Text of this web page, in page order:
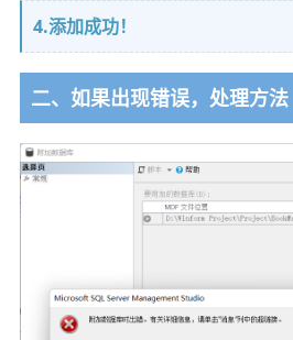
4.添加成功！
二、如果出现错误，处理方法